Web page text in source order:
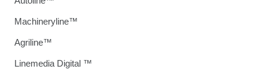
Machineryline™
Agriline™
Linemedia Digital ™